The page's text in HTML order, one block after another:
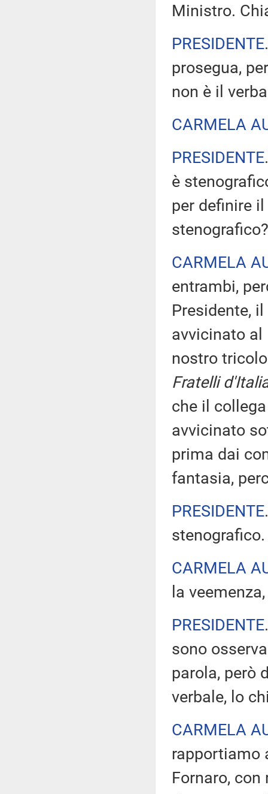
Ministro.
PRESIDENTE
prosegua,
non è il
CARMELA
PRESIDENTE
è
per definire
stenografico?
CARMELA
entrambi,
Presidente,
avvicinato al
nostro
Fratelli
che il
avvicinato
prima dai
fantasia,
PRESIDENTE
stenografico.
CARMELA
la
PRESIDENTE
sono
parola, però
verbale, lo
CARMELA
rapportiamo
Fornaro,